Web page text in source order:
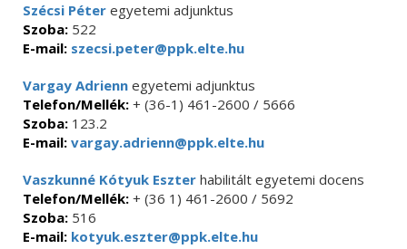
Szécsi Péter egyetemi adjunktus
Szoba: 522
E-mail: szecsi.peter@ppk.elte.hu
Vargay Adrienn egyetemi adjunktus
Telefon/Mellék: + (36-1) 461-2600 / 5666
Szoba: 123.2
E-mail: vargay.adrienn@ppk.elte.hu
Vaszkunné Kótyuk Eszter habilitált egyetemi docens
Telefon/Mellék: + (36 1) 461-2600 / 5692
Szoba: 516
E-mail: kotyuk.eszter@ppk.elte.hu